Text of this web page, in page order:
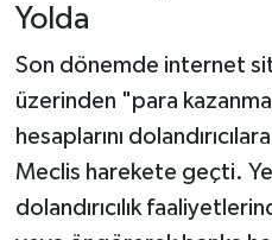
Yolda
Son dönemde internet
üzerinden "para
hesaplarını
Meclis harekete geçti.
dolandırıcılık